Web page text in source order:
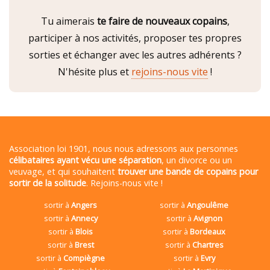
Tu aimerais te faire de nouveaux copains,
participer à nos activités, proposer tes propres
sorties et échanger avec les autres adhérents ?
N'hésite plus et rejoins-nous vite !
Association loi 1901, nous nous adressons aux personnes
célibataires ayant vécu une séparation, un divorce ou un
veuvage, et qui souhaitent trouver une bande de copains pour
sortir de la solitude. Rejoins-nous vite !
sortir àAngers sortir àAngoulême
sortir à Annecy sortir à Avignon
sortir àBlois sortir àBordeaux
sortir à Brest sortir à Chartres
sortir à Compiègne sortir à Evry